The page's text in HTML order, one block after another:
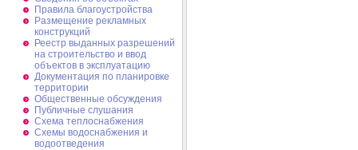
Правила благоустройства
Размещение рекламных
конструкций
Реестр выданных разрешений
на строительство и ввод
объектов в эксплуатацию
Документация по планировке
территории
Общественные обсуждения
Публичные слушания
Схема теплоснабжения
Схемы водоснабжения и
водоотведения